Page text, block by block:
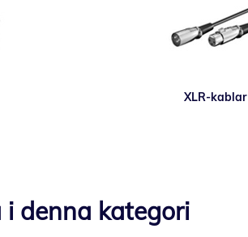
XLR-kablar
denna kategori